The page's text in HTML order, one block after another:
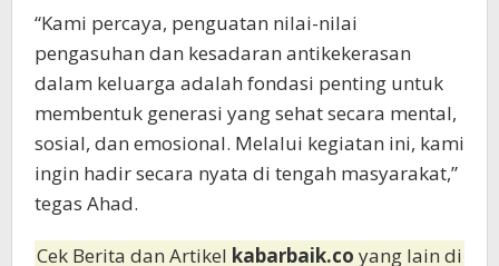
“Kami percaya, penguatan nilai-nilai
pengasuhan dan kesadaran antikekerasan
dalam keluarga adalah fondasi penting untuk
membentuk generasi yang sehat secara mental,
sosial, dan emosional. Melalui kegiatan ini, kami
ingin hadir secara nyata di tengah masyarakat,”
tegas Ahad.
Cek Berita dan Artikel kabarbaik.co yang lain di